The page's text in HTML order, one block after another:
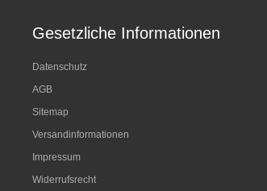
Gesetzliche Informationen
Datenschutz
AGB
Sitemap
Versandinformationen
Impressum
Widerrufsrecht